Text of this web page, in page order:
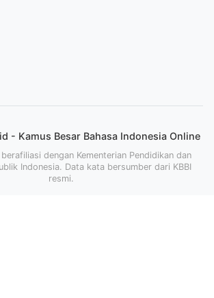
- Kamus Besar Bahasa Indonesia Online
dengan Kementerian Pendidikan dan
Indonesia. Data kata bersumber dari KBBI
resmi.